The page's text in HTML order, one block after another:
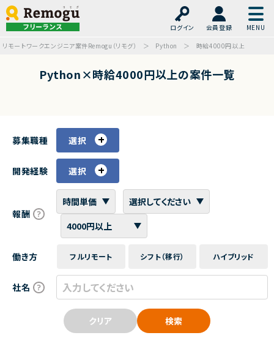
フリーランス ログイン
会員登録
リモートワークエンジニア案件Remogu（リモグ）
Python 時給4000円以上
Python×時給4000円以上の案件一覧
募集職種 選択
開発経験 選択
報酬
働き方 フルリモート シフト（移行） ハイブリッド
社名
クリア 検索